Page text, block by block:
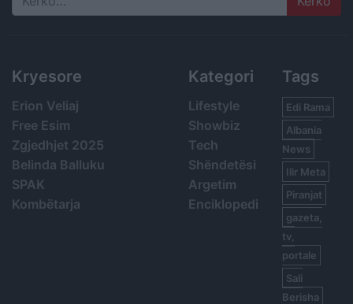
Search
Kryesore
Erion Veliaj
Free Esim
Zgjedhjet 2025
Belinda Balluku
SPAK
Kombëtarja
Kategori
Lifestyle
Showbiz
Tech
Shëndetësi
Argetim
Enciklopedi
Tags
Edi Rama
Albania
News
Ilir Meta
Piranjat
gazeta,
tv,
portale
Sali
Berisha